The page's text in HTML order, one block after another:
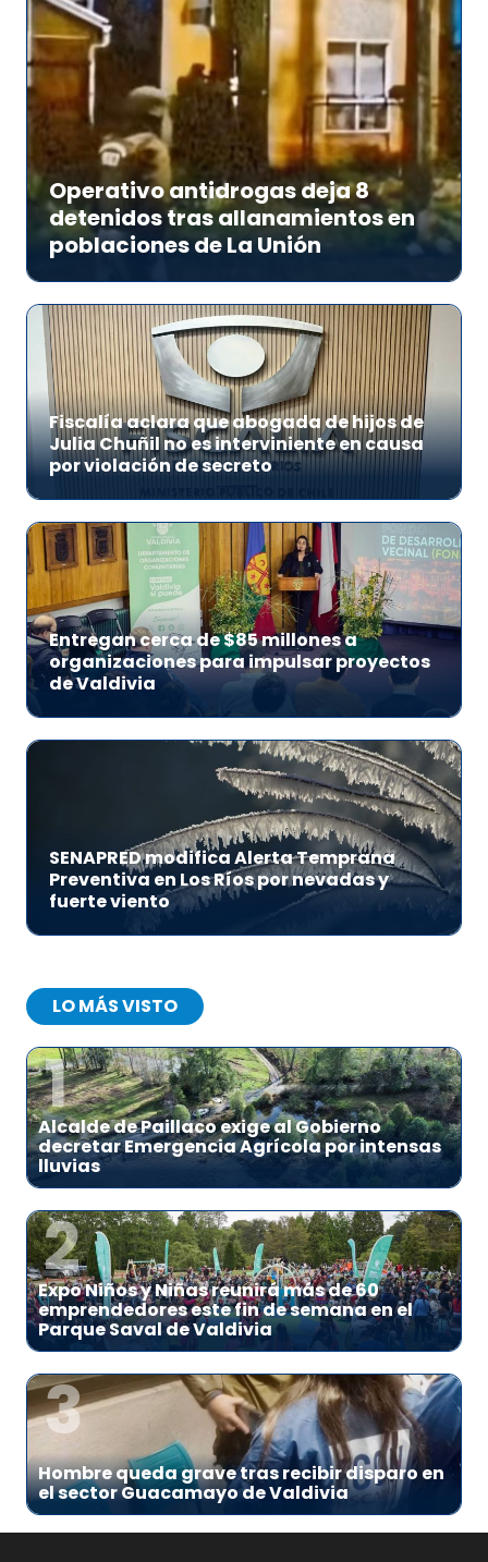
Operativo antidrogas deja 8
detenidos tras allanamientos en
poblaciones de La Unión
Fiscalía aclara que abogada de hijos de
Julia Chuñil no es interviniente en causa
por violación de secreto
Entregan cerca de $85 millones a
organizaciones para impulsar proyectos
de Valdivia
SENAPRED modifica Alerta Temprana
Preventiva en Los Ríos por nevadas y
fuerte viento
LO MÁS VISTO
1
Alcalde de Paillaco exige al Gobierno
decretar Emergencia Agrícola por intensas
lluvias
2
Expo Niños y Niñas reunirá más de 60
emprendedores este fin de semana en el
Parque Saval de Valdivia
3
Hombre queda grave tras recibir disparo en
el sector Guacamayo de Valdivia